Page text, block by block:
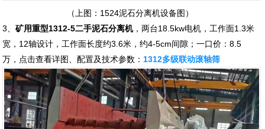
（上图：1524泥石分离机设备图）
3、矿用重型1312-5二手泥石分离机，两台18.5kw电机，工作面1.3米
宽，12轴设计，工作面长度约3.6米，约4-5cm间隙；一口价：8.5
万，点击查看详图、配置及技术参数：1312多级联动滚轴筛